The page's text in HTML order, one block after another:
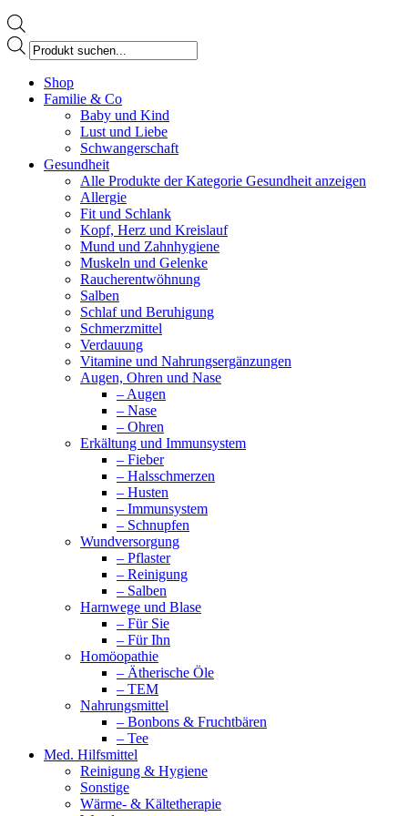
Products
search
page
opens
Shop
Familie & Co
Baby und Kind
Lust und Liebe
Schwangerschaft
Gesundheit
Alle Produkte der Kategorie Gesundheit anzeigen
Allergie
Fit und Schlank
Kopf, Herz und Kreislauf
Mund und Zahnhygiene
Muskeln und Gelenke
Raucherentwöhnung
Salben
Schlaf und Beruhigung
Schmerzmittel
Verdauung
Vitamine und Nahrungsergänzungen
Augen, Ohren und Nase
– Augen
– Nase
– Ohren
Erkältung und Immunsystem
– Fieber
– Halsschmerzen
– Husten
– Immunsystem
– Schnupfen
Wundversorgung
– Pflaster
– Reinigung
– Salben
Harnwege und Blase
– Für Sie
– Für Ihn
Homöopathie
– Ätherische Öle
– TEM
Nahrungsmittel
– Bonbons & Fruchtbären
– Tee
Med. Hilfsmittel
Reinigung & Hygiene
Sonstige
Wärme- & Kältetherapie